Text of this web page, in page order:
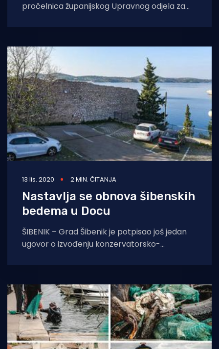
pročelnica županijskog Upravnog odjela za
proteklog je tjedna na čelu
13 lis. 2020 2 MIN. ČITANJA
Nastavlja se obnova šibenskih
bedema u Docu
ŠIBENIK – Grad Šibenik je potpisao još jedan
ugovor o izvođenju konzervatorsko-
Dolačkom bedemu sa splitskom firmom